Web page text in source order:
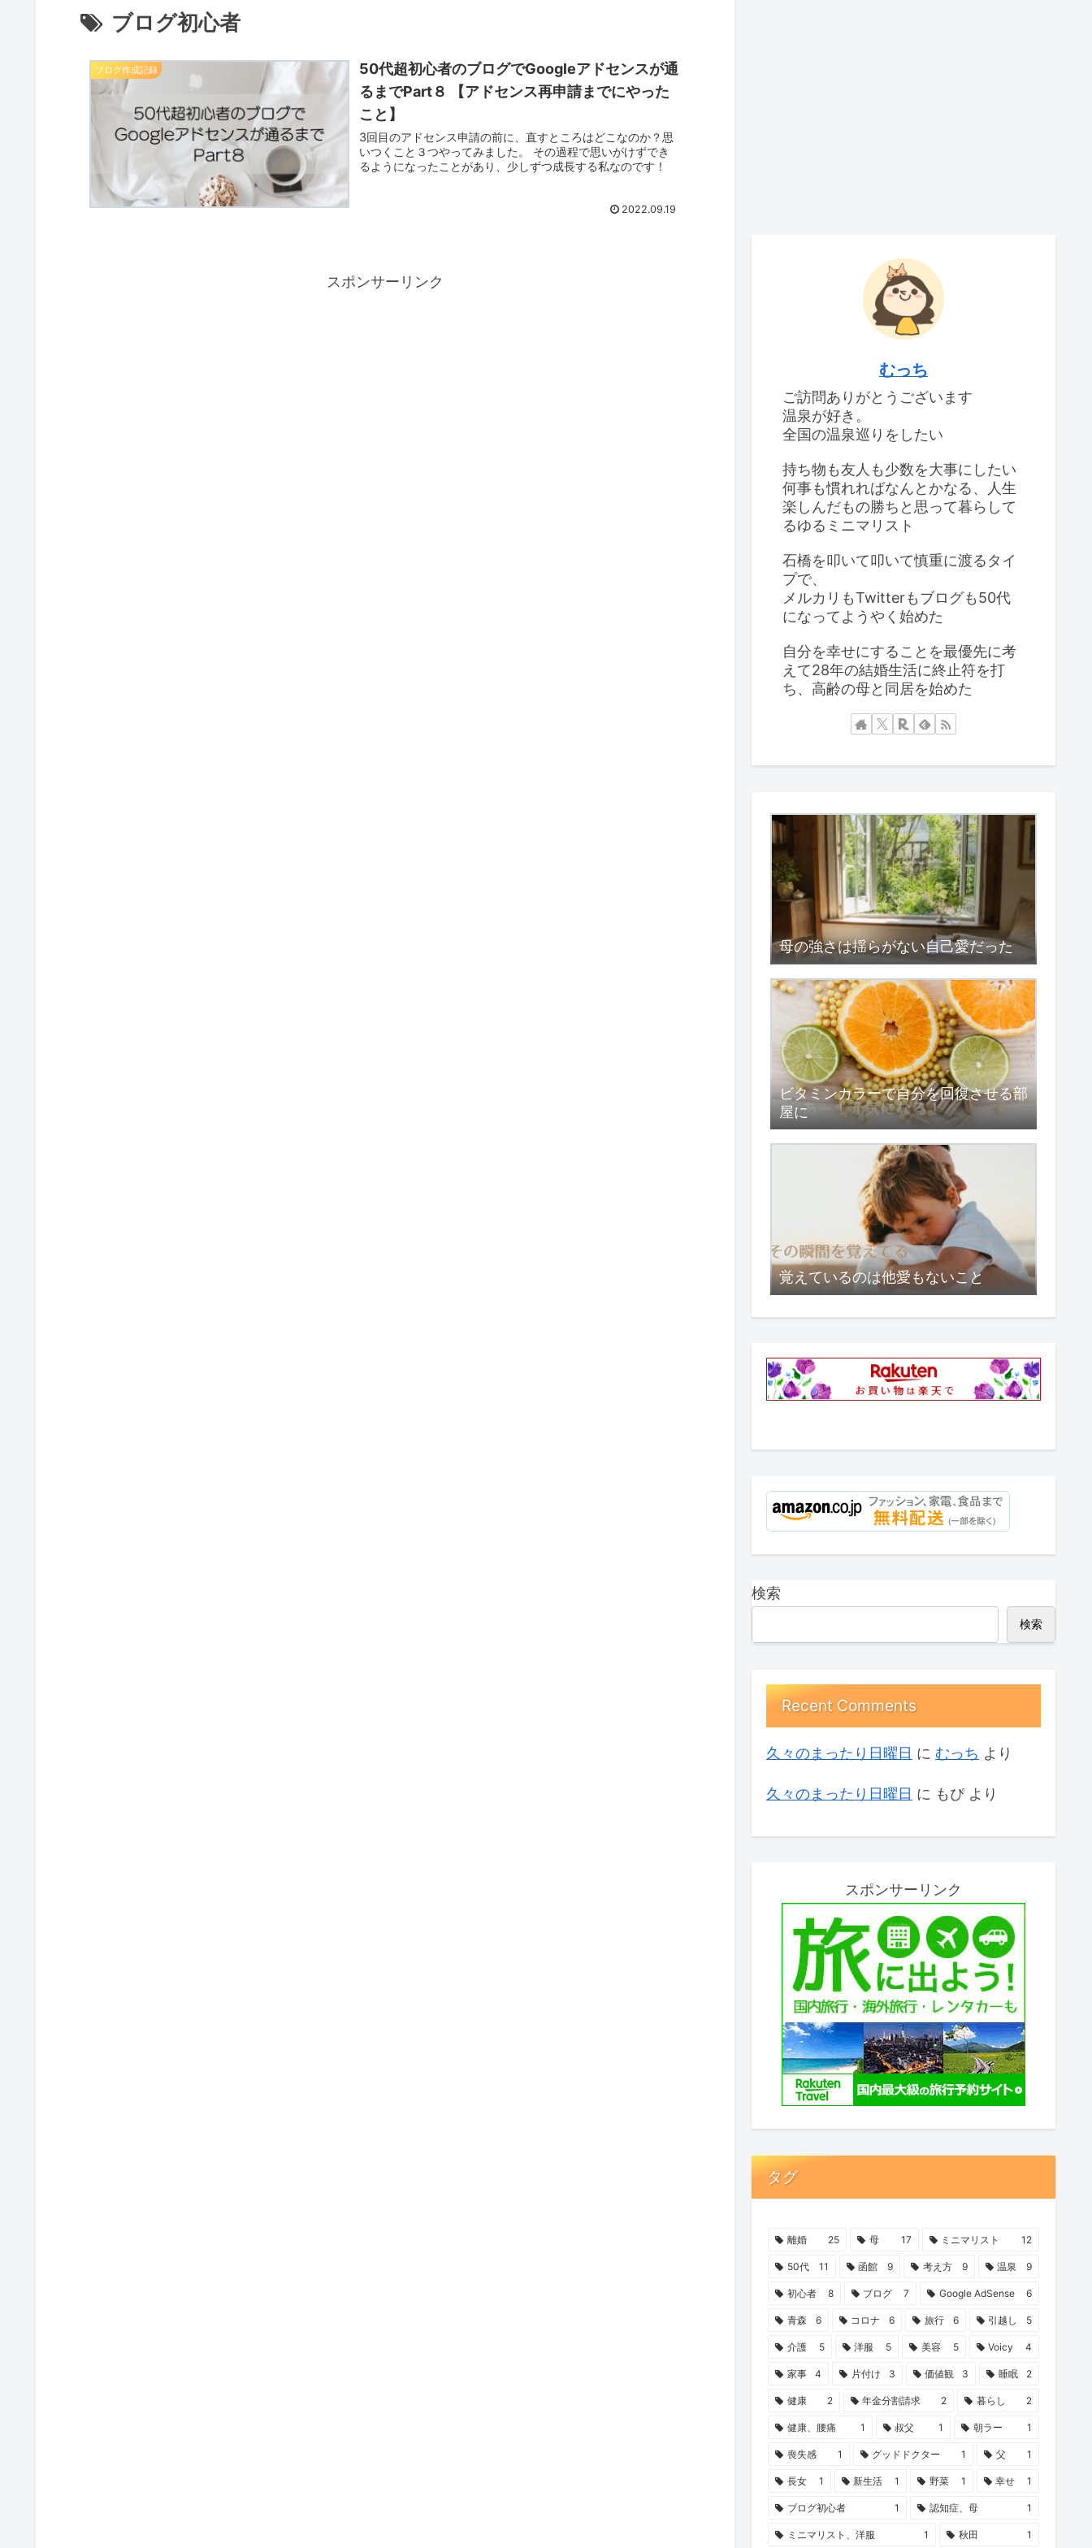
ブログ初心者
ブログ作成記録
50代超初心者のブログでGoogleアドセンスが通
るまでPart８ 【アドセンス再申請までにやった
こと】
3回目のアドセンス申請の前に、直すところはどこなのか？思
いつくこと３つやってみました。 その過程で思いがけずでき
るようになったことがあり、少しずつ成長する私なのです！
2022.09.19
スポンサーリンク
むっち
ご訪問ありがとうございます
温泉が好き。
全国の温泉巡りをしたい
持ち物も友人も少数を大事にしたい
何事も慣れればなんとかなる、人生
楽しんだもの勝ちと思って暮らして
るゆるミニマリスト
石橋を叩いて叩いて慎重に渡るタイ
プで、
メルカリもTwitterもブログも50代
になってようやく始めた
自分を幸せにすることを最優先に考
えて28年の結婚生活に終止符を打
ち、高齢の母と同居を始めた
母の強さは揺らがない自己愛だった
ビタミンカラーで自分を回復させる部
屋に
覚えているのは他愛もないこと
検索
検索
Recent Comments
久々のまったり日曜日 に むっち より
久々のまったり日曜日 に もぴより
スポンサーリンク
タグ
離婚 25 母 17 ミニマリスト 12
50代 11 函館 9 考え方 9 温泉 9
初心者 8 ブログ 7 Google AdSense 6
青森 6 コロナ 6 旅行 6 引越し 5
介護 5 洋服 5 美容 5 Voicy 4
家事 4 片付け 3 価値観 3 睡眠 2
健康 2 年金分割請求 2 暮らし 2
健康、腰痛 1 叔父 1 朝ラー 1
喪失感 1 グッドドクター 1 父 1
長女 1 新生活 1 野菜 1 幸せ 1
ブログ初心者 1 認知症、母 1
ミニマリスト、洋服 1 秋田 1